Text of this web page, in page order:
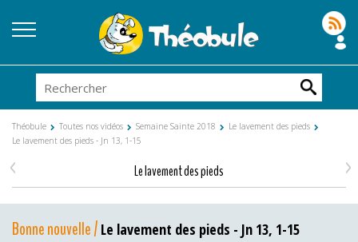
Théobule Toutes nos vidéos Semaine Sainte 2018
Le lavement des pieds
Le lavement des pieds - Jn 13, 1-15
Le lavement des pieds
< >
Bonne nouvelle / Le lavement des pieds - Jn 13, 1-15